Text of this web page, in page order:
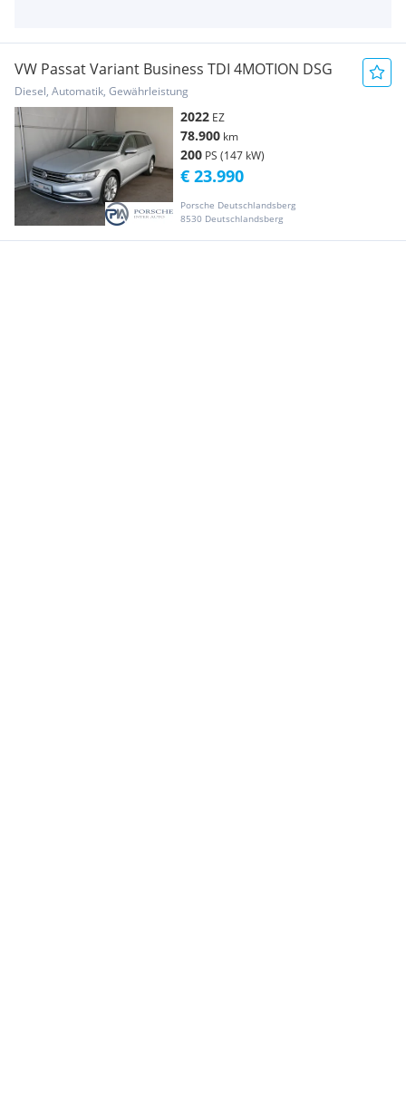
VW Passat Variant Business TDI 4MOTION DSG
Diesel, Automatik, Gewährleistung
2022 EZ
78.900 km
200 PS (147 kW)
Porsche Deutschlandsberg
8530 Deutschlandsberg
€ 23.990